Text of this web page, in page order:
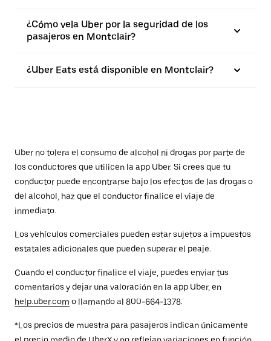
¿Cómo vela Uber por la seguridad de los
pasajeros en Montclair?
¿Uber Eats está disponible en Montclair?
Uber no tolera el consumo de alcohol ni drogas por parte de
los conductores que utilicen la app Uber. Si crees que tu
conductor puede encontrarse bajo los efectos de las drogas o
del alcohol, haz que el conductor finalice el viaje de
inmediato.
Los vehículos comerciales pueden estar sujetos a impuestos
estatales adicionales que pueden superar el peaje.
Cuando el conductor finalice el viaje, puedes enviar tus
comentarios y dejar una valoración en la app Uber, en
help.uber.com o llamando al 800-664-1378.
*Los precios de muestra para pasajeros indican únicamente